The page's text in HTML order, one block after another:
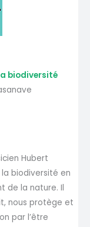
biodiversité
Hubert
biodiversité en
de la nature. Il
nous protège et
par l’être